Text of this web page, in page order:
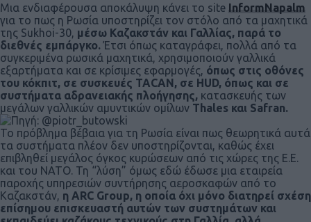
Μια ενδιαφέρουσα αποκάλυψη κάνει το site InformNapalm
για το πως η Ρωσία υποστηρίζει τον στόλο από τα μαχητικά
της Sukhoi-30, μέσω Καζακστάν και Γαλλίας, παρά το
διεθνές εμπάργκο. Έτσι όπως καταγράφει, πολλά από τα
συγκεριμένα ρωσικά μαχητικά, χρησιμοποιούν γαλλικά
εξαρτήματα και σε κρίσιμες εφαρμογές, όπως στις οθόνες
του κόκπιτ, σε συσκευές ΤΑCAN, σε HUD, όπως και σε
συστήματα αδρανειακής πλοήγησης, κατασκευής των
μεγάλων γαλλικών αμυντικών ομίλων Thales και Safran.
Το πρόβλημα βέβαια για τη Ρωσία είναι πως θεωρητικά αυτά
τα συστήματα πλέον δεν υποστηρίζονται, καθώς έχει
επιβληθεί μεγάλος όγκος κυρώσεων από τις χώρες της Ε.Ε.
και του ΝΑΤΟ. Τη “λύση” όμως εδώ έδωσε μια εταιρεία
παροχής υπηρεσιών συντήρησης αεροσκαφών από το
Καζακστάν, η ARC Group, η οποία όχι μόνο διατηρεί σχέση
επίσημου επισκευαστή αυτών των συστημάτων και